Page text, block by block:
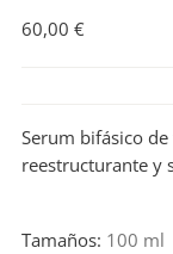
Precio
60,00 €
Serum bifásico
reestructurante y
Tamaños: 100 ml